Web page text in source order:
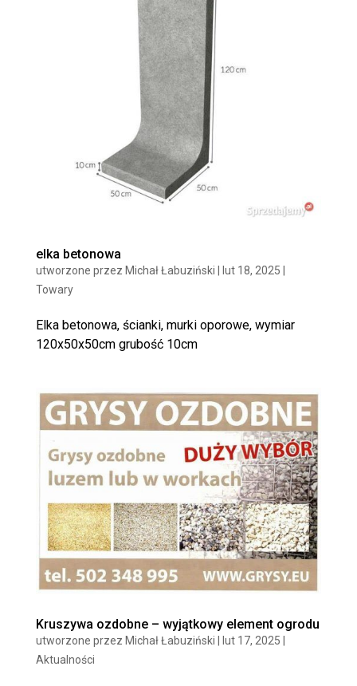
elka betonowa
utworzone przez Michał Łabuziński lut 18, 2025
Towary
Elka betonowa, ścianki, murki oporowe, wymiar
120x50x50cm grubość 10cm
Kruszywa ozdobne – wyjątkowy element ogrodu
utworzone przez Michał Łabuziński lut 17, 2025
Aktualności